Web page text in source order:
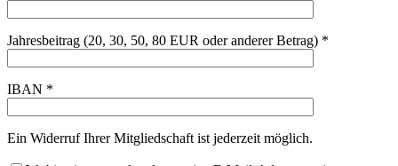
Jahresbeitrag (20, 30, 50, 80 EUR oder anderer Betrag) *
IBAN *
Ein Widerruf Ihrer Mitgliedschaft ist jederzeit möglich.